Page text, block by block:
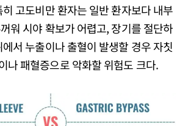
고도비만 환자는 일반 환자보다 내부
워 시야 확보가 어렵고, 장기를 절단하
서 누출이나 출혈이 발생할 경우 자칫
나 패혈증으로 악화할 위험도 크다.